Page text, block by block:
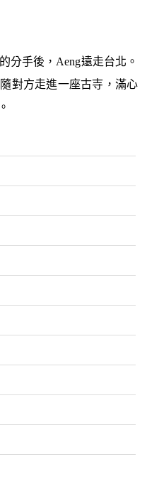
分手後，Aeng遠走台北。
對方走進一座古寺，滿心